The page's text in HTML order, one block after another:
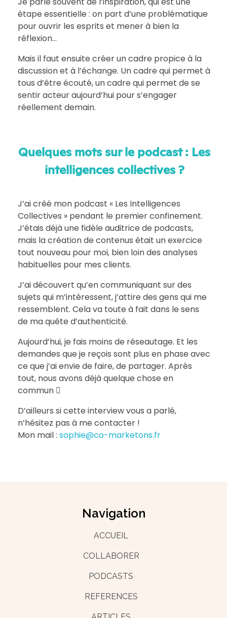
étape essentielle : on part d’une problématique
pour ouvrir les esprits et mener à bien la
réflexion…
Mais il faut ensuite créer un cadre propice à la
discussion et à l’échange. Un cadre qui permet à
tous d’être écouté, un cadre qui permet de se
sentir acteur aujourd’hui pour s’engager
réellement demain.
Quelques mots sur le podcast : Les
intelligences collectives ?
J’ai créé mon podcast « Les Intelligences
Collectives » pendant le premier confinement.
J’étais déjà une fidèle auditrice de podcasts,
mais la création de contenus était un exercice
tout nouveau pour moi, bien loin des analyses
habituelles pour mes clients.
J’ai découvert qu’en communiquant sur des
sujets qui m’intéressent, j’attire des gens qui me
ressemblent. Cela va toute à fait dans le sens
de ma quête d’authenticité.
Aujourd’hui, je fais moins de réseautage. Et les
demandes que je reçois sont plus en phase avec
ce que j’ai envie de faire, de partager. Après
tout, nous avons déjà quelque chose en
commun 
D’ailleurs si cette interview vous a parlé,
n’hésitez pas à me contacter !
Mon mail : sophie@co-marketons.fr
Navigation
ACCUEIL
COLLABORER
PODCASTS
REFERENCES